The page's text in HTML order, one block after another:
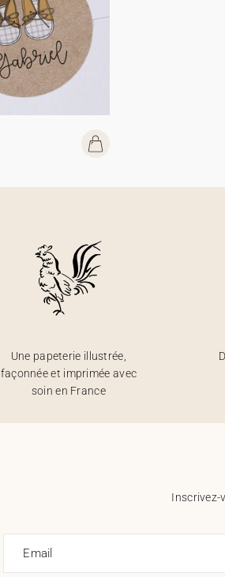
Une papeterie illustrée,
façonnée et imprimée avec
soin en France
Inscrivez-
Email